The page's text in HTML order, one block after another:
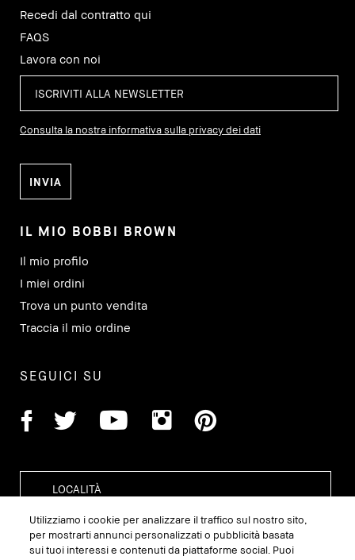
Recedi dal contratto qui
FAQS
Lavora con noi
Consulta la nostra informativa sulla privacy dei dati
IL MIO BOBBI BROWN
Il mio profilo
I miei ordini
Trova un punto vendita
Traccia il mio ordine
SEGUICI SU
Utilizziamo i cookie per analizzare il traffico sul nostro sito,
per mostrarti annunci personalizzati o pubblicità basata
sui tuoi interessi e contenuti da piattaforme social. Puoi